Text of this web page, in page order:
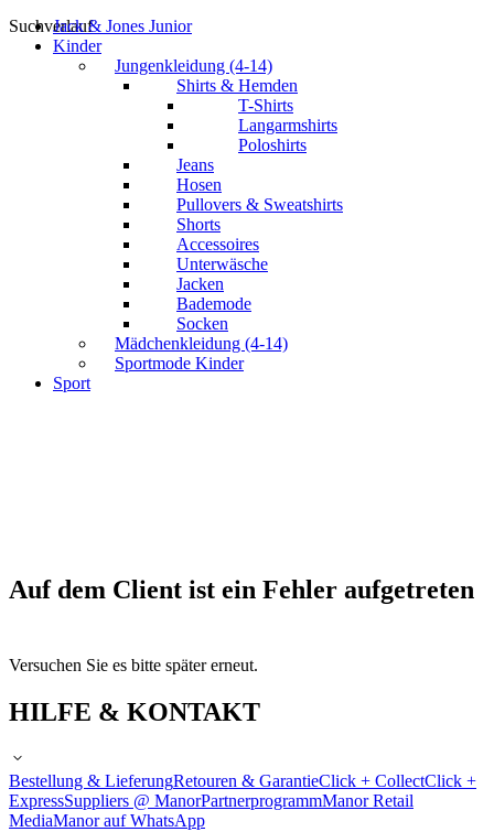
SuchverlaufJack & Jones Junior
Kinder
Jungenkleidung (4-14)
Shirts & Hemden
T-Shirts
Langarmshirts
Poloshirts
Jeans
Hosen
Pullovers & Sweatshirts
Shorts
Accessoires
Unterwäsche
Jacken
Bademode
Socken
Mädchenkleidung (4-14)
Sportmode Kinder
Sport
Auf dem Client ist ein Fehler aufgetreten
Versuchen Sie es bitte später erneut.
HILFE & KONTAKT
Bestellung & LieferungRetouren & GarantieClick + CollectClick +
ExpressSuppliers @ ManorPartnerprogrammManor Retail
MediaManor auf WhatsApp